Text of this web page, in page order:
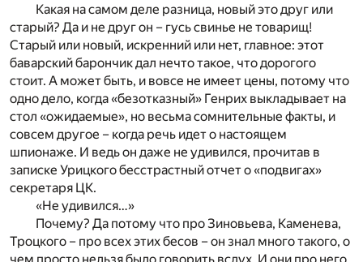
Какая на самом деле разница, новый это друг или
старый? Да и не друг он – гусь свинье не товарищ!
Старый или новый, искренний или нет, главное: этот
баварский барончик дал нечто такое, что дорогого
стоит. А может быть, и вовсе не имеет цены, потому что
одно дело, когда «безотказный» Генрих выкладывает на
стол «ожидаемые», но весьма сомнительные факты, и
совсем другое – когда речь идет о настоящем
шпионаже. И ведь он даже не удивился, прочитав в
записке Урицкого бесстрастный отчет о «подвигах»
секретаря ЦК.
«Не удивился…»
Почему? Да потому что про Зиновьева, Каменева,
Троцкого – про всех этих бесов – он знал много такого, о